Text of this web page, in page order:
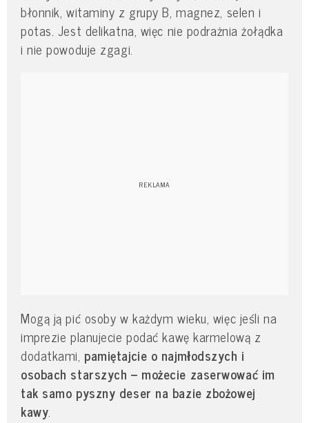
błonnik, witaminy z grupy B, magnez, selen i
potas. Jest delikatna, więc nie podrażnia żołądka
i nie powoduje zgagi.
Mogą ją pić osoby w każdym wieku, więc jeśli na
imprezie planujecie podać kawę karmelową z
dodatkami, pamiętajcie o najmłodszych i
osobach starszych – możecie zaserwować im
tak samo pyszny deser na bazie zbożowej
kawy.